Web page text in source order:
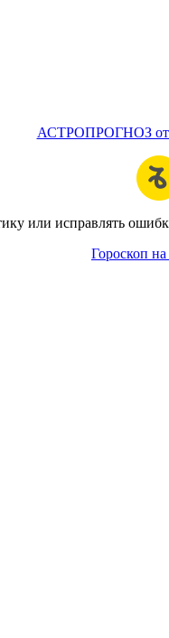
АСТРОПРОГНОЗ от
или исправлять
Гороскоп на